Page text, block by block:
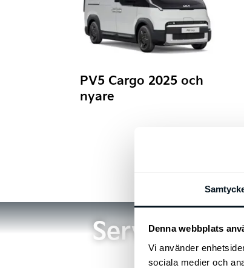
Denna webbplats
Vi använder
sociala medier och
PV5 Cargo 2025 och
nyare
Service